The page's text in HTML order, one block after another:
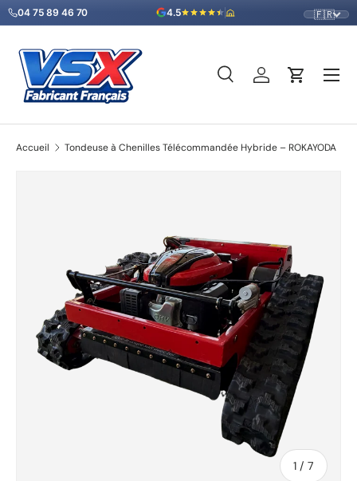
Aller au contenu
04 75 89 46 70 4.5 🇫🇷
Recherche
Type de produit
RechercheSe connecter
Panier
Menu
Accueil Tondeuse à Chenilles Télécommandée Hybride – ROKAYODA
1 / de
7